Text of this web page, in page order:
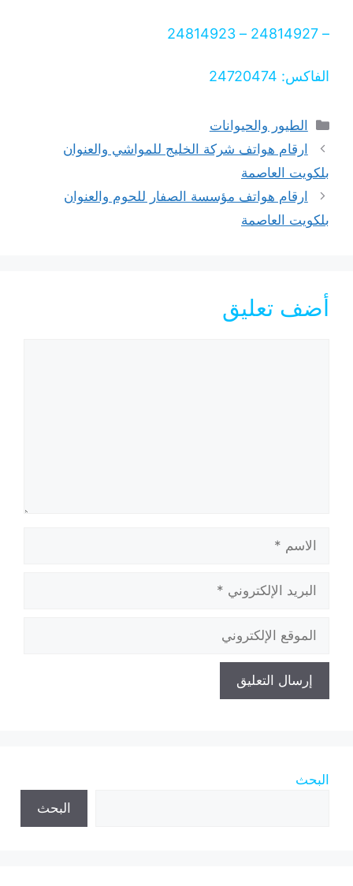
– 24814927 – 24814923
الفاكس: 24720474
التصنيفات
الطيور والحيوانات
ارقام هواتف شركة الخليج للمواشي والعنوان
بلكويت العاصمة
ارقام هواتف مؤسسة الصفار للحوم والعنوان
بلكويت العاصمة
أضف تعليق
الإلكتروني
الإلكتروني
البحث
البحث